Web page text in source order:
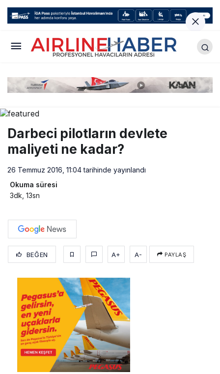
Darbeci pilotların devlete
maliyeti ne kadar?
26 Temmuz 2016, 11:04tarihinde yayınlandı
Okuma süresi
3dk, 13sn
BEĞEN A+ A- PAYLAŞ